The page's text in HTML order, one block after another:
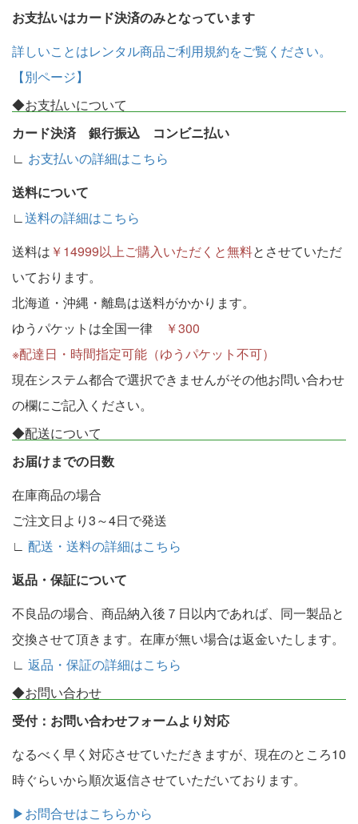
お支払いはカード決済のみとなっています
詳しいことはレンタル商品ご利用規約をご覧ください。
【別ページ】
◆お支払いについて
カード決済 銀行振込 コンビニ払い
∟ お支払いの詳細はこちら
送料について
∟送料の詳細はこちら
送料は ￥14999以上ご購入いただくと無料とさせていただ
いております。
北海道・沖縄・離島は送料がかかります。
ゆうパケットは全国一律
￥300
※配達日・時間指定可能（ゆうパケット不可）
現在システム都合で選択できませんがその他お問い合わせ
の欄にご記入ください。
◆配送について
お届けまでの日数
在庫商品の場合
ご注文日より3～4日で発送
∟ 配送・送料の詳細はこちら
返品・保証について
不良品の場合、商品納入後７日以内であれば、同一製品と
交換させて頂きます。在庫が無い場合は返金いたします。
∟ 返品・保証の詳細はこちら
◆お問い合わせ
受付：お問い合わせフォームより対応
なるべく早く対応させていただきますが、現在のところ10
時ぐらいから順次返信させていただいております。
▶お問合せはこちらから